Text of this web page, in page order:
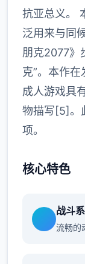
抗亚总义。
泛用来与同
朋克2077》
克”。本作
成人游戏具
物描写[5]。
项。
核心特色
战斗
流畅的